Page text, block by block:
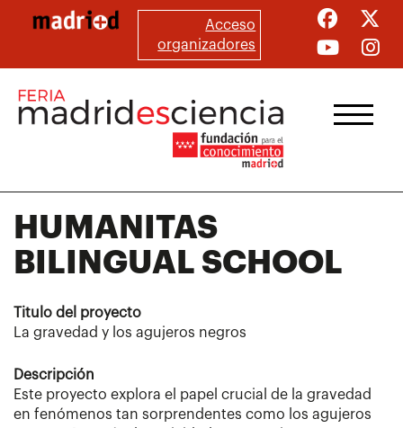
principal
Acceso
organizadores
HUMANITAS
BILINGUAL SCHOOL
Titulo del proyecto
La gravedad y los agujeros negros
Descripción
Este proyecto explora el papel crucial de la gravedad
en fenómenos tan sorprendentes como los agujeros